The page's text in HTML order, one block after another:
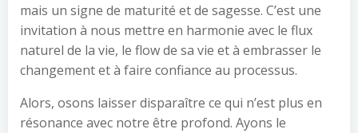
mais un signe de maturité et de sagesse. C’est une
invitation à nous mettre en harmonie avec le flux
naturel de la vie, le flow de sa vie et à embrasser le
changement et à faire confiance au processus.
Alors, osons laisser disparaître ce qui n’est plus en
résonance avec notre être profond. Ayons le